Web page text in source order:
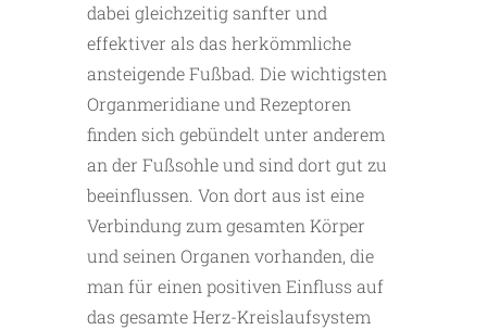
dabei gleichzeitig sanfter und
effektiver als das herkömmliche
ansteigende Fußbad. Die wichtigsten
Organmeridiane und Rezeptoren
finden sich gebündelt unter anderem
an der Fußsohle und sind dort gut zu
beeinflussen. Von dort aus ist eine
Verbindung zum gesamten Körper
und seinen Organen vorhanden, die
man für einen positiven Einfluss auf
das gesamte Herz-Kreislaufsystem